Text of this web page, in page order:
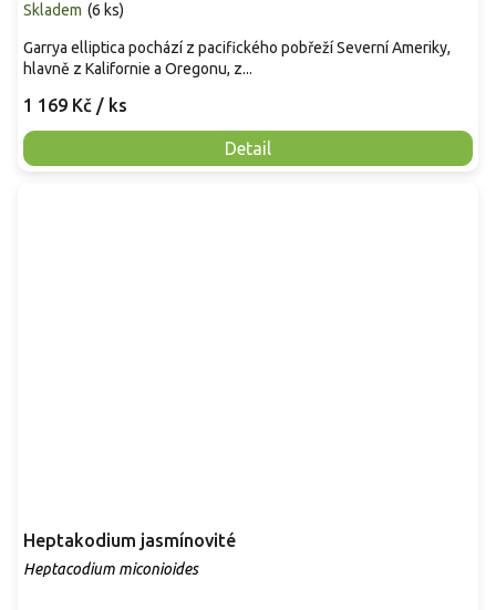
Skladem (6 ks)
1 169 Kč / ks
Detail
Garrya elliptica pochází z pacifického pobřeží Severní Ameriky,
hlavně z Kalifornie a Oregonu, z...
Heptakodium jasmínovité
Heptacodium miconioides